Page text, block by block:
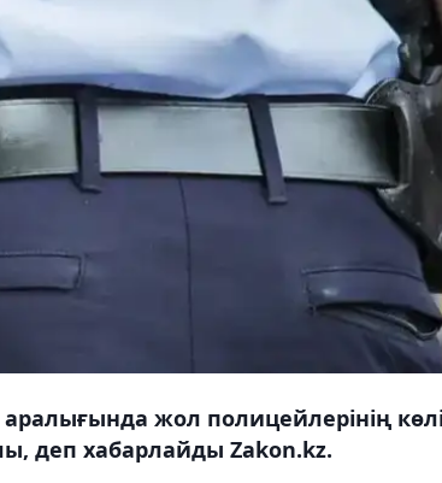
жол полицейлерінің
деп хабарлайды Zakon.kz.